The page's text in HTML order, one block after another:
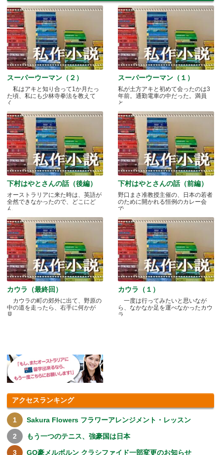
スーパーウーマン（２）
私はアキと知り合って1か月たっ
た頃、私にも少林寺拳法を教えて
く.....
スーパーウーマン（１）
私が土方アキと初めて会ったのは3
年前。通勤電車の中だった。満員
と.....
下村はやとさんの話（後編）
オーストラリアに来た時は、英語が
全然できなかったので、どこにど
ん.....
下村はやとさんの話（前編）
野口まさ准教授主催の、日本の若者
のために開かれる恒例のカレー会
で.....
カウラ（最終回）
カウラの町の郊外に出て、野原の
中の道を走ったら、右手に何かが
見.....
カウラ（１）
一度は行ってみたいと思いなが
ら、なかなか足を運べなかったカウ
ラ.....
アクセスランキング
Sakura Flowers フラワーアレンジメント・レッスン
もう一つのテニス、強豪国は日本
GO豪メルボルン クラシファイド一部変更のお知らせ